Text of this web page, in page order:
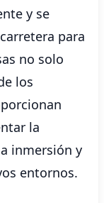
y se
para
no solo
los
la
inmersión y
entornos.